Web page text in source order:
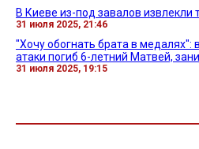
В Киеве из-под завалов извлекли
31 июля 2025, 21:46
"Хочу обогнать брата в медалях":
атаки погиб 6-летний Матвей,
31 июля 2025, 19:15